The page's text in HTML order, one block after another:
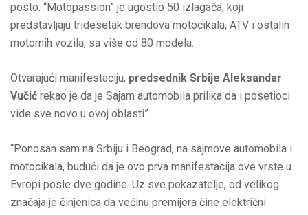
posto. “Motopassion” je ugostio 50 izlagača, koji
predstavljaju tridesetak brendova motocikala, ATV i ostalih
motornih vozila, sa više od 80 modela.
Otvarajući manifestaciju, predsednik Srbije Aleksandar
Vučić rekao je da je Sajam automobila prilika da i posetioci
vide sve novo u ovoj oblasti”.
“Ponosan sam na Srbiju i Beograd, na sajmove automobila i
motocikala, budući da je ovo prva manifestacija ove vrste u
Evropi posle dve godine. Uz sve pokazatelje, od velikog
značaja je činjenica da većinu premijera čine električni